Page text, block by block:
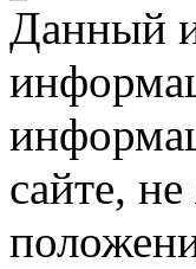
Данный
сайте,